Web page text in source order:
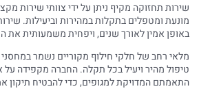
שירות תחזוקה מקיף ניתן על ידי צוותי שירות
מונעת ומטפלים בתקלות במהירות וביעילות.
באופן אמין לאורך שנים, ויפחית משמעותית את
מלאי רחב של חלקי חילוף מקוריים נשמר
טיפול מהיר ויעיל בכל תקלה. החברה מקפידה על
התאמתם המדויקת למגופים, כדי להבטיח תיקון